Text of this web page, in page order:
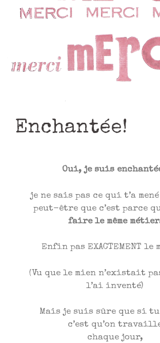
Enchantée!
Oui, je suis
je ne sais pas ce qui t’a
peut-être que c’est parce
faire le même métier
Enfin pas EXACTEMENT le
(Vu que le mien n’existait
l’ai inventé)
Mais je suis sûre que si tu
c’est qu’on
chaque jour,